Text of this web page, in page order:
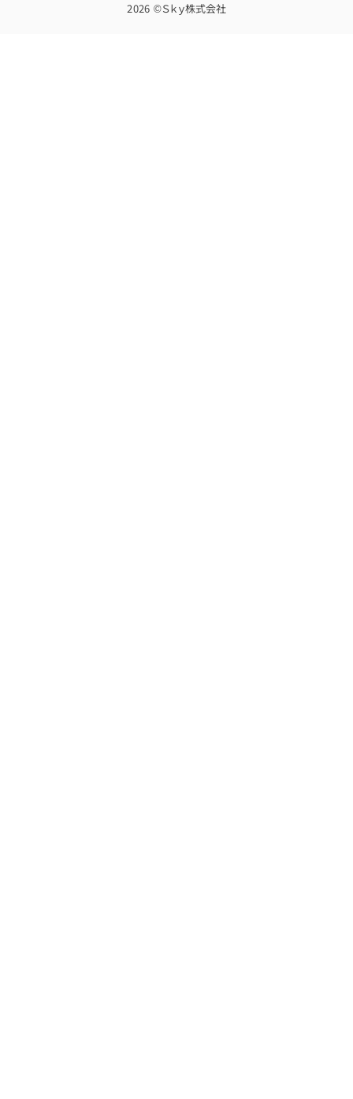
2026 ©Ｓｋｙ株式会社